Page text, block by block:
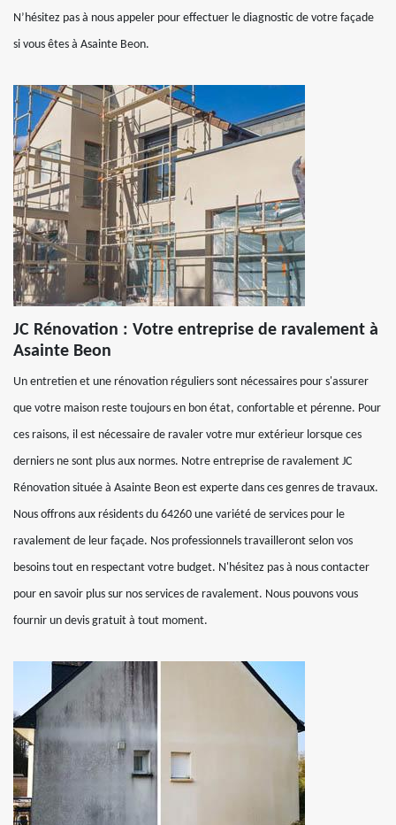
N’hésitez pas à nous appeler pour effectuer le diagnostic de votre façade
si vous êtes à Asainte Beon.
JC Rénovation : Votre entreprise de ravalement à
Asainte Beon
Un entretien et une rénovation réguliers sont nécessaires pour s'assurer
que votre maison reste toujours en bon état, confortable et pérenne. Pour
ces raisons, il est nécessaire de ravaler votre mur extérieur lorsque ces
derniers ne sont plus aux normes. Notre entreprise de ravalement JC
Rénovation située à Asainte Beon est experte dans ces genres de travaux.
Nous offrons aux résidents du 64260 une variété de services pour le
ravalement de leur façade. Nos professionnels travailleront selon vos
besoins tout en respectant votre budget. N'hésitez pas à nous contacter
pour en savoir plus sur nos services de ravalement. Nous pouvons vous
fournir un devis gratuit à tout moment.